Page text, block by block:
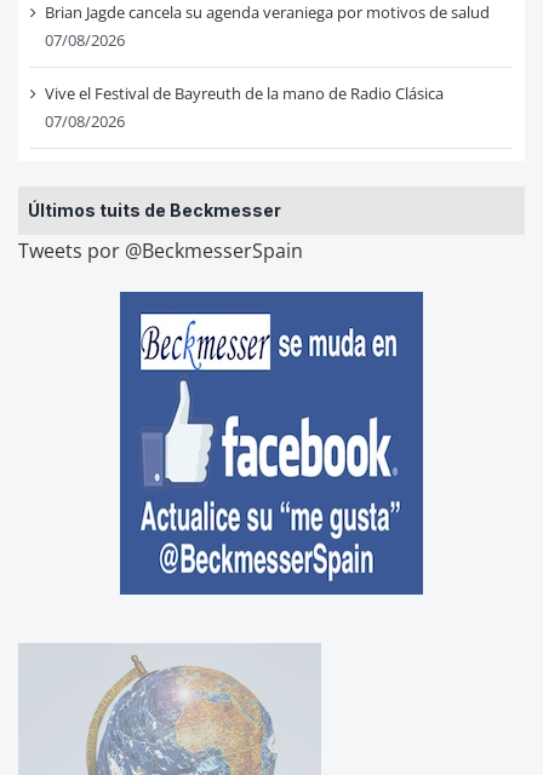
Brian Jagde cancela su agenda veraniega por motivos de salud
07/08/2026
Vive el Festival de Bayreuth de la mano de Radio Clásica
07/08/2026
Últimos tuits de Beckmesser
Tweets por @BeckmesserSpain